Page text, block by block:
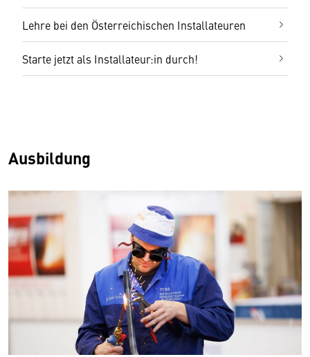
Lehre bei den Österreichischen Installateuren
Starte jetzt als Installateur:in durch!
Ausbildung